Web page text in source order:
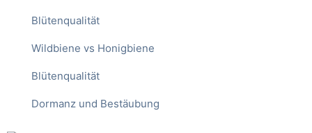
Blütenqualität
Wildbiene vs Honigbiene
Blütenqualität
Dormanz und Bestäubung